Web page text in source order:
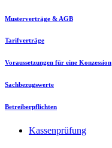
Musterverträge & AGB
Tarifverträge
Voraussetzungen für eine Konzession
Sachbezugswerte
Betreiberpflichten
Kassenprüfung